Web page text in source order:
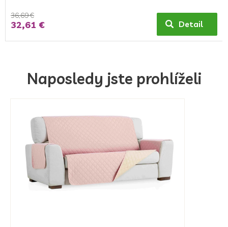
36,69 €
32,61 € Detail
Naposledy jste prohlíželi